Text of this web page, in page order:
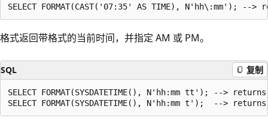
格式返回带格式的当前时间，并指定 AM 或 PM。
SQL 复制
SELECT FORMAT(SYSDATETIME(), N'hh:mm tt'); -->